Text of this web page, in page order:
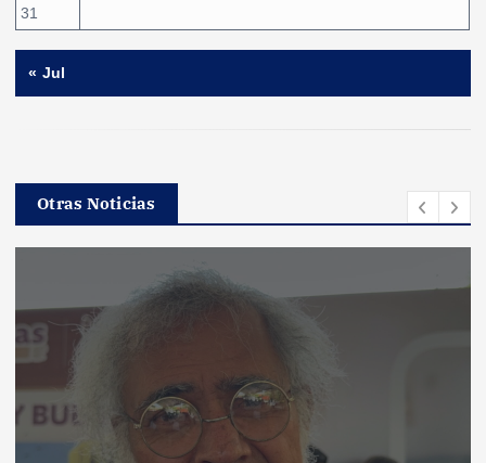
31
« Jul
Otras Noticias